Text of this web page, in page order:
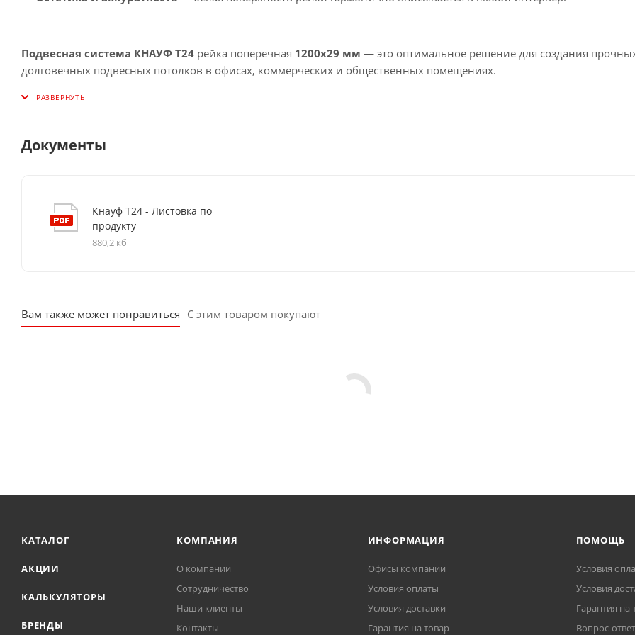
Подвесная система КНАУФ Т24 рейка поперечная 1200x29 мм — это оптимальное решение для создания
долговечных подвесных потолков в офисах, коммерческих и общественных помещениях.
Документы
Кнауф Т24 - Листовка по
продукту
880,2 кб
Вам также может понравиться С этим товаром покупают
КАТАЛОГ
АКЦИИ
КАЛЬКУЛЯТОРЫ
БРЕНДЫ
КОМПАНИЯ
О компании
Сотрудничество
Наши клиенты
Контакты
ИНФОРМАЦИЯ
Офисы компании
Условия оплаты
Условия доставки
Гарантия на товар
ПОМОЩЬ
Условия
Условия
Гарантия на
Вопрос-ответ